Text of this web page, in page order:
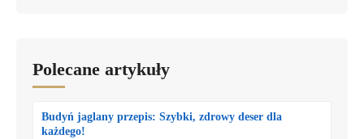
Polecane artykuły
Budyń jaglany przepis: Szybki, zdrowy deser dla
każdego!